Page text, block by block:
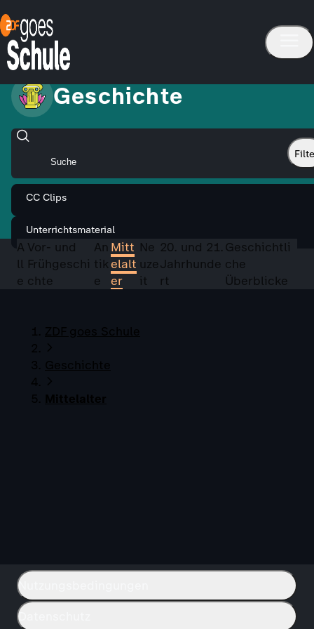
Geschichte
CC Clips
Unterrichtsmaterial
A
ll
e
Vor- und
Frühgeschi
chte
An
tik
e
Mitt
elalt
er
Ne
uze
it
20. und 21.
Jahrhunde
rt
Geschichtli
che
Überblicke
ZDF goes Schule
Geschichte
Mittelalter
Nutzungsbedingungen
Datenschutz